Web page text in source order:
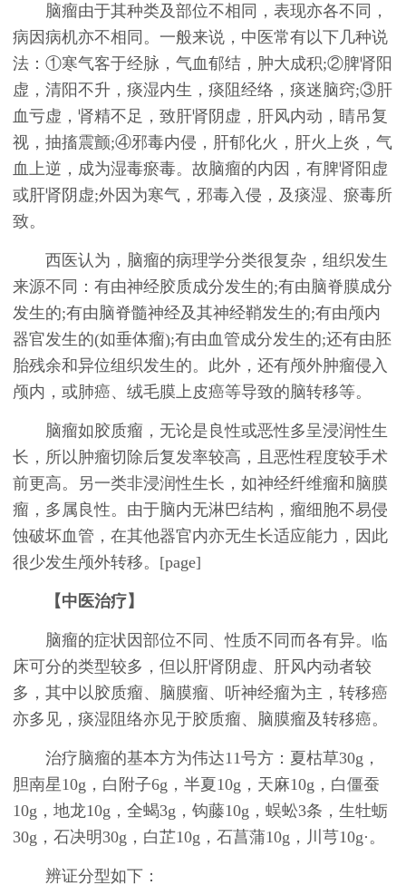
脑瘤由于其种类及部位不相同，表现亦各不同，
病因病机亦不相同。一般来说，中医常有以下几种说
法：①寒气客于经脉，气血郁结，肿大成积;②脾肾阳
虚，清阳不升，痰湿内生，痰阻经络，痰迷脑窍;③肝
血亏虚，肾精不足，致肝肾阴虚，肝风内动，睛吊复
视，抽搐震颤;④邪毒内侵，肝郁化火，肝火上炎，气
血上逆，成为湿毒瘀毒。故脑瘤的内因，有脾肾阳虚
或肝肾阴虚;外因为寒气，邪毒入侵，及痰湿、瘀毒所
致。
西医认为，脑瘤的病理学分类很复杂，组织发生
来源不同：有由神经胶质成分发生的;有由脑脊膜成分
发生的;有由脑脊髓神经及其神经鞘发生的;有由颅内
器官发生的(如垂体瘤);有由血管成分发生的;还有由胚
胎残余和异位组织发生的。此外，还有颅外肿瘤侵入
颅内，或肺癌、绒毛膜上皮癌等导致的脑转移等。
脑瘤如胶质瘤，无论是良性或恶性多呈浸润性生
长，所以肿瘤切除后复发率较高，且恶性程度较手术
前更高。另一类非浸润性生长，如神经纤维瘤和脑膜
瘤，多属良性。由于脑内无淋巴结构，瘤细胞不易侵
蚀破坏血管，在其他器官内亦无生长适应能力，因此
很少发生颅外转移。[page]
【中医治疗】
脑瘤的症状因部位不同、性质不同而各有异。临
床可分的类型较多，但以肝肾阴虚、肝风内动者较
多，其中以胶质瘤、脑膜瘤、听神经瘤为主，转移癌
亦多见，痰湿阻络亦见于胶质瘤、脑膜瘤及转移癌。
治疗脑瘤的基本方为伟达11号方：夏枯草30g，
胆南星10g，白附子6g，半夏10g，天麻10g，白僵蚕
10g，地龙10g，全蝎3g，钩藤10g，蜈蚣3条，生牡蛎
30g，石决明30g，白芷10g，石菖蒲10g，川芎10g·。
辨证分型如下：